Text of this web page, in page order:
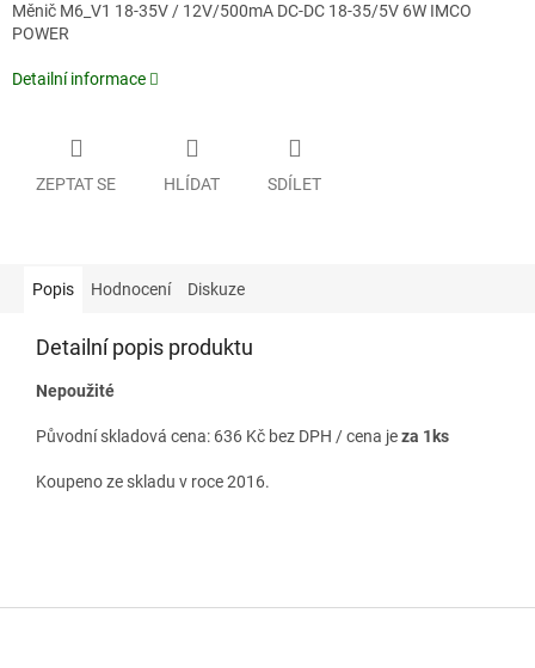
Měnič M6_V1 18-35V / 12V/500mA DC-DC 18-35/5V 6W IMCO
POWER
Detailní informace
ZEPTAT SE HLÍDAT SDÍLET
Popis Hodnocení Diskuze
Detailní popis produktu
Nepoužité
Původní skladová cena: 636 Kč bez DPH / cena jeza 1ks
Koupeno ze skladu v roce 2016.